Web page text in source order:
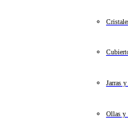
Jarras
Ollas y